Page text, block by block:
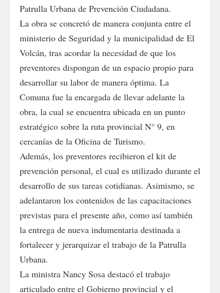
Patrulla Urbana de Prevención Ciudadana.
La obra se concretó de manera conjunta entre el
ministerio de Seguridad y la municipalidad de El
Volcán, tras acordar la necesidad de que los
preventores dispongan de un espacio propio para
desarrollar su labor de manera óptima. La
Comuna fue la encargada de llevar adelante la
obra, la cual se encuentra ubicada en un punto
estratégico sobre la ruta provincial N° 9, en
cercanías de la Oficina de Turismo.
Además, los preventores recibieron el kit de
prevención personal, el cual es utilizado durante el
desarrollo de sus tareas cotidianas. Asimismo, se
adelantaron los contenidos de las capacitaciones
previstas para el presente año, como así también
la entrega de nueva indumentaria destinada a
fortalecer y jerarquizar el trabajo de la Patrulla
Urbana.
La ministra Nancy Sosa destacó el trabajo
articulado entre el Gobierno provincial y el